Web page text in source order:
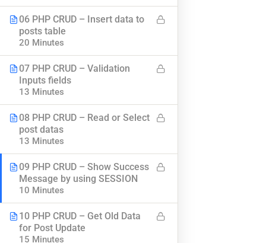
06 PHP CRUD – Insert data to
posts table
20 Minutes
07 PHP CRUD – Validation
Inputs fields
13 Minutes
08 PHP CRUD – Read or Select
post datas
13 Minutes
09 PHP CRUD – Show Success
Message by using SESSION
10 Minutes
10 PHP CRUD – Get Old Data
for Post Update
15 Minutes
ဆက်သွယ်ရန်
ကိုယ်ရေးကိုယ်တာ ပေါ်လစီ
ဟောပြောပွဲများ
အခမဲ့ App ဒေါင်းရန်